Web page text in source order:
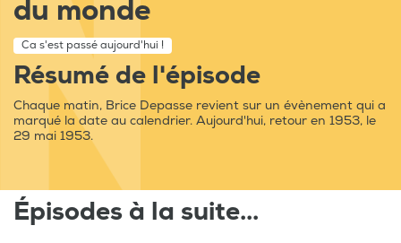
du monde
Ca s'est passé aujourd'hui !
Résumé de l'épisode
Chaque matin, Brice Depasse revient sur un évènement qui a
marqué la date au calendrier. Aujourd'hui, retour en 1953, le
29 mai 1953.
Épisodes à la suite...